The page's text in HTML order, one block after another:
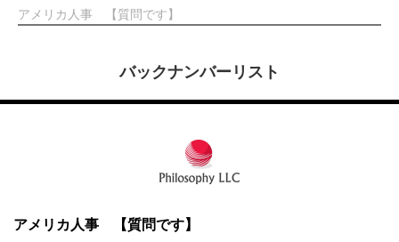
アメリカ人事 【質問です】
バックナンバーリスト
アメリカ人事 【質問です】